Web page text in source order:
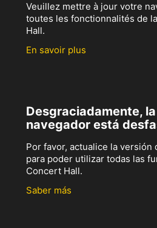
Veuillez mettre à jour votre
toutes les fonctionnalités de
Hall.
En savoir plus
Desgraciadamente,
navegador está
Por favor, actualice la versión
para poder utilizar todas las
Concert Hall.
Saber más